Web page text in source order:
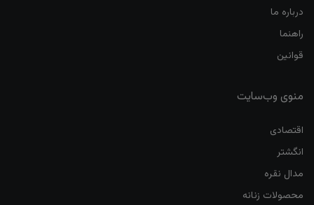
درباره ما
راهنما
قوانین
منوی وب‌سایت
اقتصادی
انگشتر
مدال نقره
محصولات زنانه